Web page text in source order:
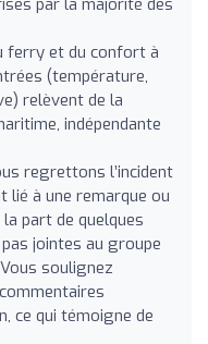
ferry et du confort à
(température,
relèvent de la
indépendante
regrettons l’incident
lié à une remarque ou
part de quelques
jointes au groupe
soulignez
ce qui témoigne de